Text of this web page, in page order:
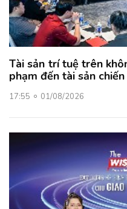
Tài sản trí tuệ trên
phạm đến tài sản
17:55 01/08/2026